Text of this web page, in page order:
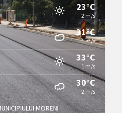
23°C
2 m/s
31°C
1 m/s
33°C
1 m/s
30°C
2 m/s
MORENI